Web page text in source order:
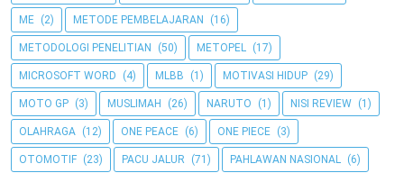
ME (2) METODE PEMBELAJARAN (16)
METODOLOGI PENELITIAN (50) METOPEL (17)
MICROSOFT WORD (4) MLBB (1) MOTIVASI HIDUP (29)
MOTO GP (3) MUSLIMAH (26) NARUTO (1) NISI REVIEW (1)
OLAHRAGA (12) ONE PEACE (6) ONE PIECE (3)
OTOMOTIF (23) PACU JALUR (71) PAHLAWAN NASIONAL (6)